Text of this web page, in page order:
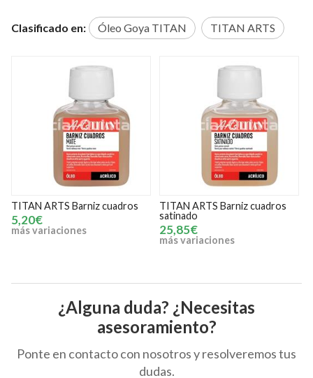
Clasificado en: Óleo Goya TITAN TITAN ARTS
TITAN ARTS Barniz cuadros
25,85€
TITAN ARTS Barniz
6,15€
¿Alguna duda? ¿Necesitas
asesoramiento?
Ponte en contacto con nosotros y resolveremos tus
dudas.